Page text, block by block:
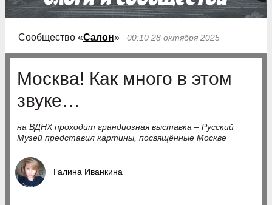
Сообщество «Салон» 00:10 28 октября 2025
Москва! Как много в этом
звуке…
на ВДНХ проходит грандиозная выставка – Русский
Музей представил картины, посвящённые Москве
Галина Иванкина